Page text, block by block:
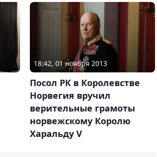
18:42, 01 ноября 2013
Посол РК в Королевстве
Норвегия вручил
верительные грамоты
норвежскому Королю
Харальду V